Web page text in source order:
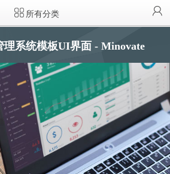
所有分类
系统模板UI界面 - Minovate